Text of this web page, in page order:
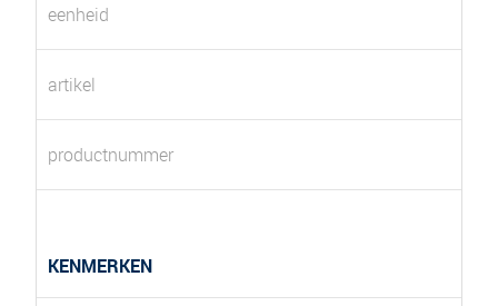
eenheid
artikel
productnummer
KENMERKEN